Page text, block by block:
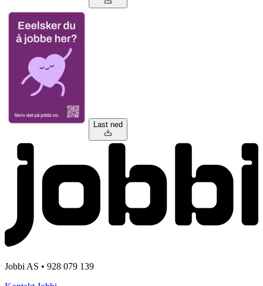
Last ned
Jobbi AS • 928 079 139